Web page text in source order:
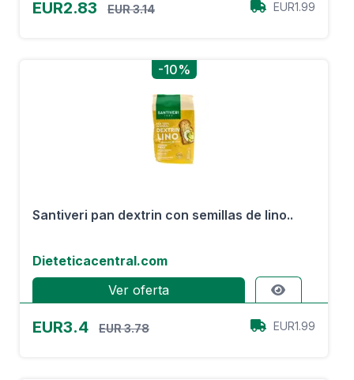
EUR2.83 EUR 3.14 EUR1.99
-10%
Santiveri pan dextrin con semillas de lino..
Dieteticacentral.com
Ver oferta
EUR3.4 EUR 3.78 EUR1.99